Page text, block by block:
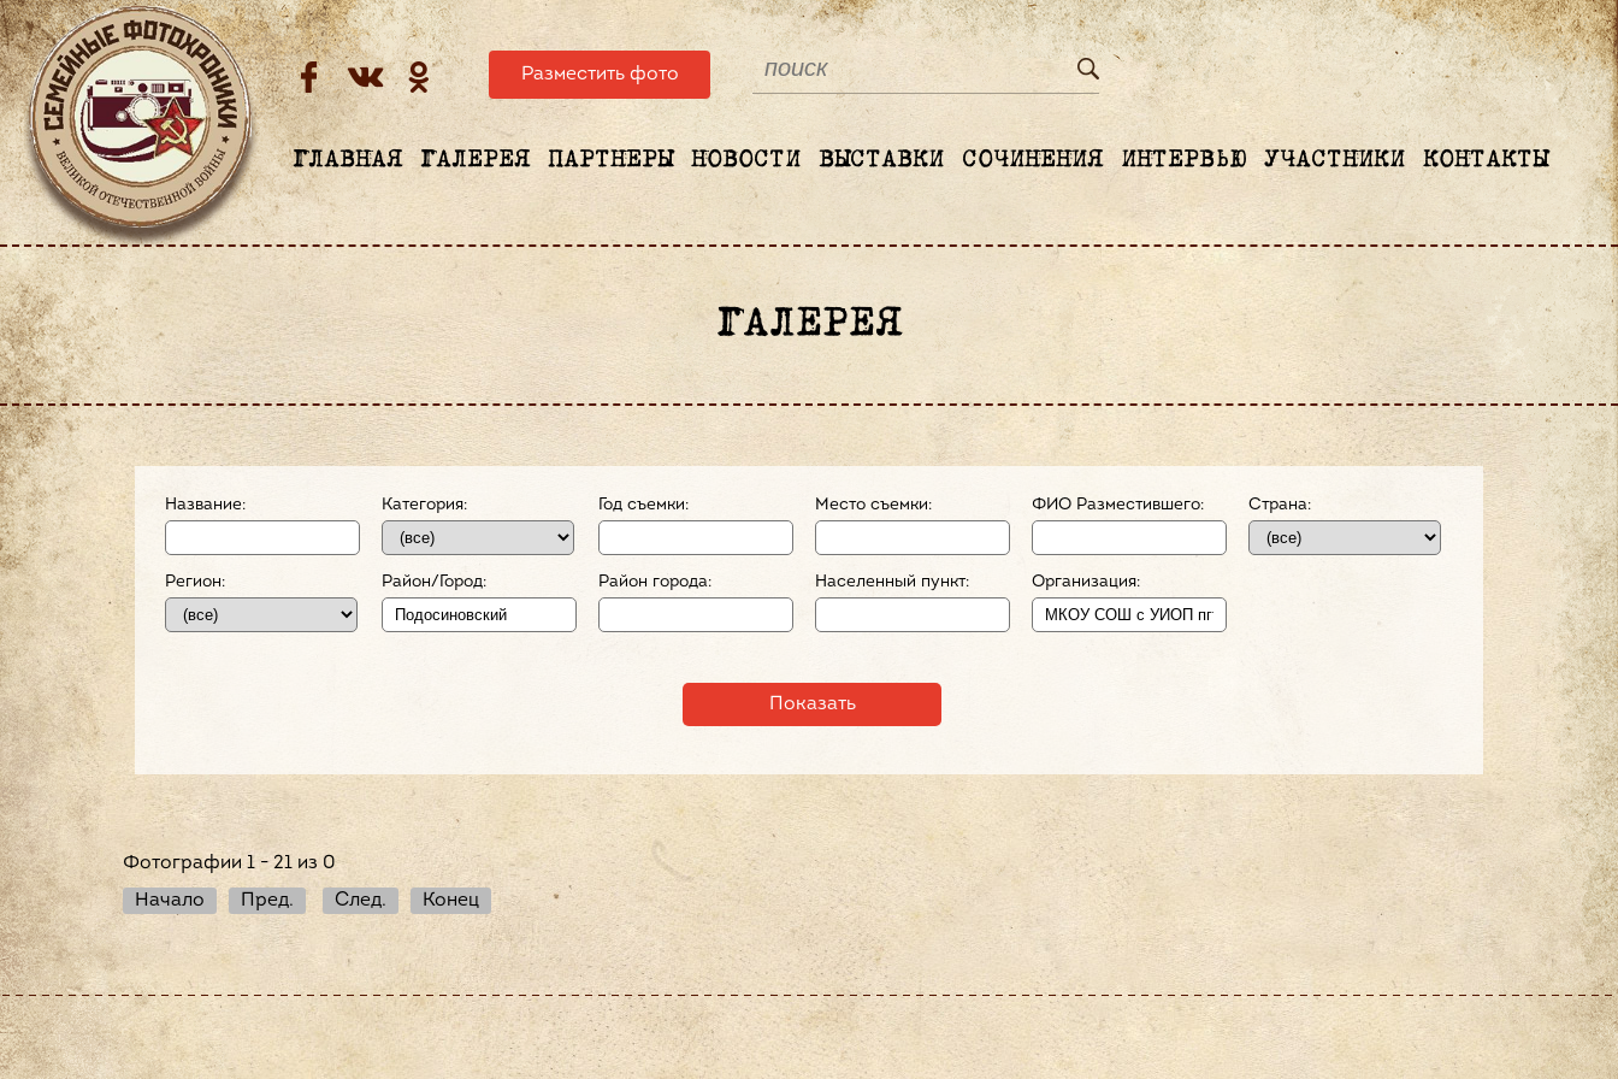
Разместить фото
ГЛАВНАЯ ГАЛЕРЕЯ ПАРТНЕРЫ НОВОСТИ ВЫСТАВКИ СОЧИНЕНИЯ ИНТЕРВЬЮ УЧАСТНИКИ КОНТАКТЫ
ГАЛЕРЕЯ
Название: Категория: Год съемки: Место съемки: ФИО Разместившего: Страна:
Регион: Район/Город: Район города: Населенный пункт: Организация:
Фотографии 1 - 21 из 0
Начало
Пред. След. Конец